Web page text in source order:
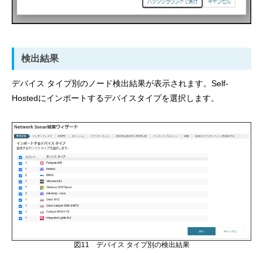
検出結果
デバイス タイプ別のノード検出結果が表示されます。Self-
Hostedにインポートするデバイスタイプを選択します。
図11 デバイス タイプ別の検出結果